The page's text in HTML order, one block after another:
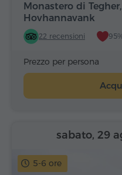
Monastero di
Hovhannavank
22 recensioni
Prezzo per persona
5-6 ore
sabato, 29